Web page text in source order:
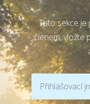
Tato sekce je
členem, vložte